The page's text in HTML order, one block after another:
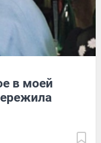
в моей